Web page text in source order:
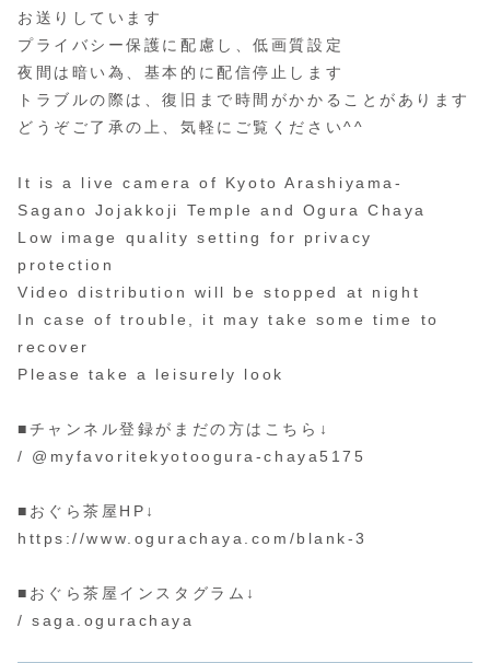
お送りしています
プライバシー保護に配慮し、低画質設定
夜間は暗い為、基本的に配信停止します
トラブルの際は、復旧まで時間がかかることがあります
どうぞご了承の上、気軽にご覧ください^^
It is a live camera of Kyoto Arashiyama-
Sagano Jojakkoji Temple and Ogura Chaya
Low image quality setting for privacy
protection
Video distribution will be stopped at night
In case of trouble, it may take some time to
recover
Please take a leisurely look
■チャンネル登録がまだの方はこちら↓
/ @myfavoritekyotoogura-chaya5175
■おぐら茶屋HP↓
https://www.ogurachaya.com/blank-3
■おぐら茶屋インスタグラム↓
/ saga.ogurachaya